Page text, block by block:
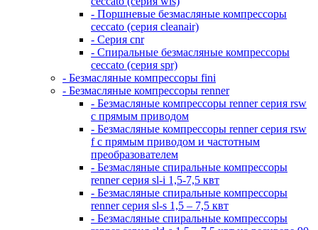
- Поршневые безмасляные компрессоры
ceccato (серия cleanair)
- Серия cnr
- Спиральные безмасляные компрессоры
ceccato (серия spr)
- Безмасляные компрессоры fini
- Безмасляные компрессоры renner
- Безмасляные компрессоры renner серия rsw
с прямым приводом
- Безмасляные компрессоры renner серия rsw
f с прямым приводом и частотным
преобразователем
- Безмасляные спиральные компрессоры
renner серия sl-i 1,5-7,5 квт
- Безмасляные спиральные компрессоры
renner серия sl-s 1,5 – 7,5 квт
- Безмасляные спиральные компрессоры